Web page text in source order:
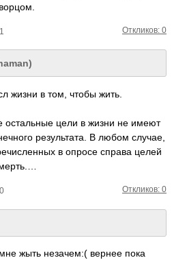
Откликов: 0
жизни в том, чтобы жить.
оста­льные цели в жизни не имеют
резу­льта­та. В любом случае,
в опросе справа целей
Откликов: 0
жыть неза­чем:( вернее пока